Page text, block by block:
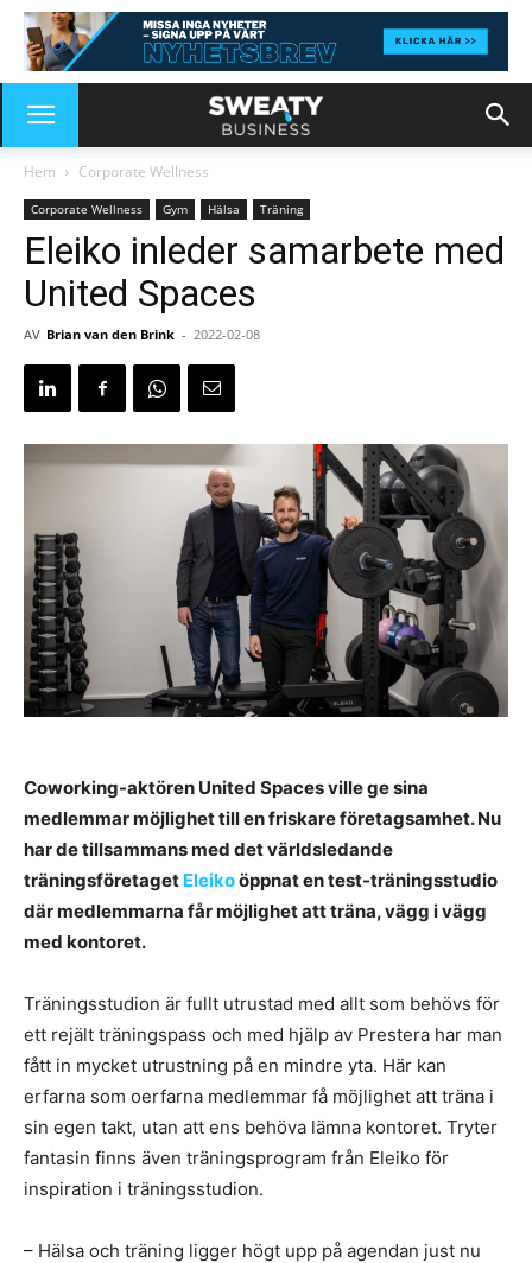
Hem Corporate Wellness
Corporate Wellness Gym Hälsa Träning
Eleiko inleder samarbete med
United Spaces
AV Brian van den Brink - 2022-02-08
Coworking-aktören United Spaces ville ge sina
medlemmar möjlighet till en friskare företagsamhet. Nu
har de tillsammans med det världsledande
träningsföretaget Eleikoöppnat en test-träningsstudio
där medlemmarna får möjlighet att träna, vägg i vägg
med kontoret.
Träningsstudion är fullt utrustad med allt som behövs för
ett rejält träningspass och med hjälp av Prestera har man
fått in mycket utrustning på en mindre yta. Här kan
erfarna som oerfarna medlemmar få möjlighet att träna i
sin egen takt, utan att ens behöva lämna kontoret. Tryter
fantasin finns även träningsprogram från Eleiko för
inspiration i träningsstudion.
– Hälsa och träning ligger högt upp på agendan just nu